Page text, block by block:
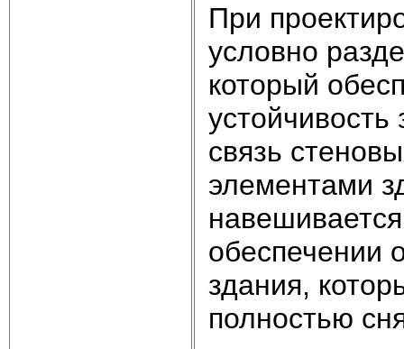
При
условно
который
связь
элементами
обеспечении
здания,
полностью